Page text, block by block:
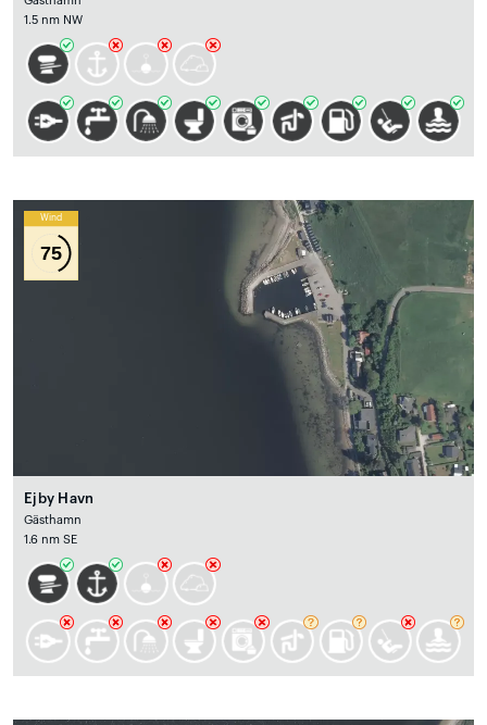
1.5 nm NW
Wind
75
Ejby Havn
Gästhamn
1.6 nm SE